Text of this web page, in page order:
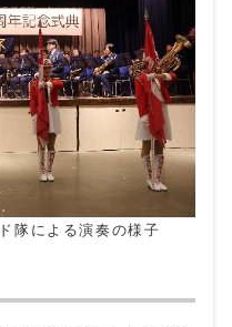
隊による演奏の様子